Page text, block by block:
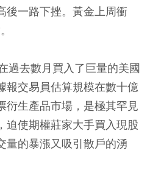
後一路下挫。黃金上周衝
過去數月買入了巨量的美國
報交易員估算規模在數十億
衍生產品市場，是極其罕見
迫使期權莊家大手買入現股
量的暴漲又吸引散戶的湧